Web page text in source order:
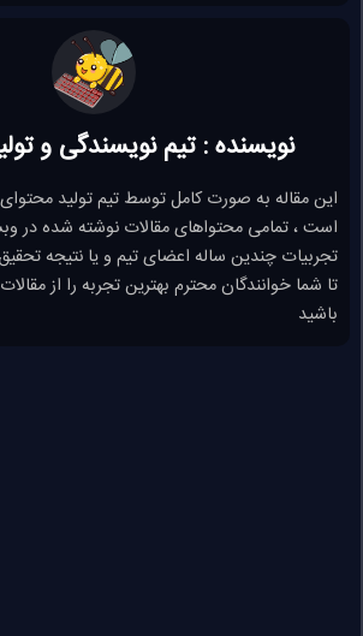
نویسنده : تیم نویسندگی و
این مقاله به صورت کامل توسط تیم تولید
است ، تمامی محتواهای مقالات نوشته شده در
تجربیات چندین ساله اعضای تیم و یا نتیجه
تا شما خوانندگان محترم بهترین تجربه را از
باشید